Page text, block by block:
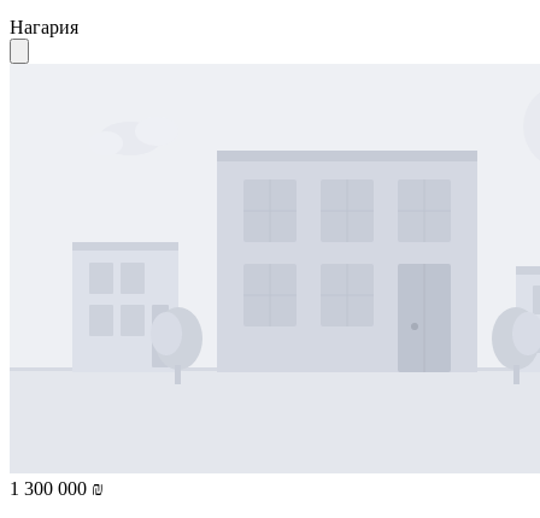
Нагария
1 300 000 ₪